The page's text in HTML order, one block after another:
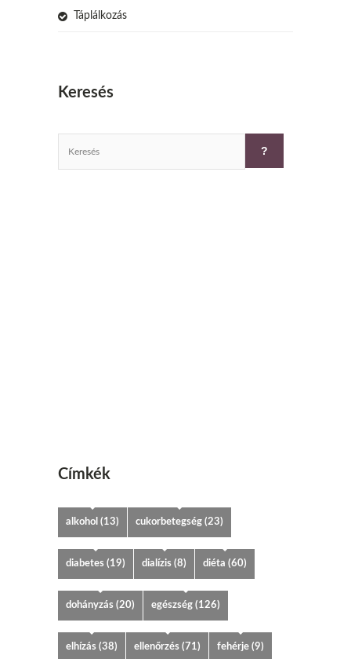
Táplálkozás
Keresés
Címkék
alkohol (13) cukorbetegség (23)
diabetes (19) dialízis (8) diéta (60)
dohányzás (20) egészség (126)
elhízás (38) ellenőrzés (71) fehérje (9)